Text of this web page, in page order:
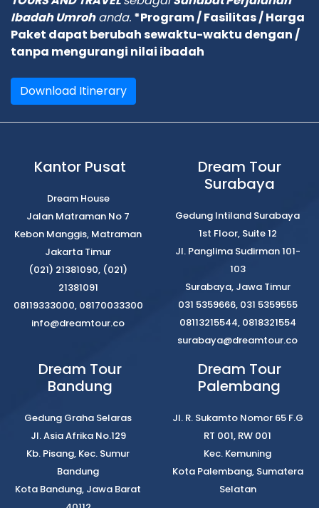
Ibadah Umrohanda. *Program / Fasilitas / Harga
Paket dapat berubah sewaktu-waktu dengan /
tanpa mengurangi nilai ibadah
Download Itinerary
Kantor Pusat
Dream House
Jalan Matraman No 7
Kebon Manggis, Matraman
Jakarta Timur
(021) 21381090, (021)
21381091
08119333000, 08170033300
info@dreamtour.co
Dream Tour
Surabaya
Gedung Intiland Surabaya
1st Floor, Suite 12
Jl. Panglima Sudirman 101-
103
Surabaya, Jawa Timur
031 5359666, 031 5359555
08113215544, 0818321554
surabaya@dreamtour.co
Dream Tour
Bandung
Gedung Graha Selaras
Jl. Asia Afrika No.129
Kb. Pisang, Kec. Sumur
Bandung
Kota Bandung, Jawa Barat
Dream Tour
Palembang
Jl. R. Sukamto Nomor 65 F.G
RT 001, RW 001
Kec. Kemuning
Kota Palembang, Sumatera
Selatan